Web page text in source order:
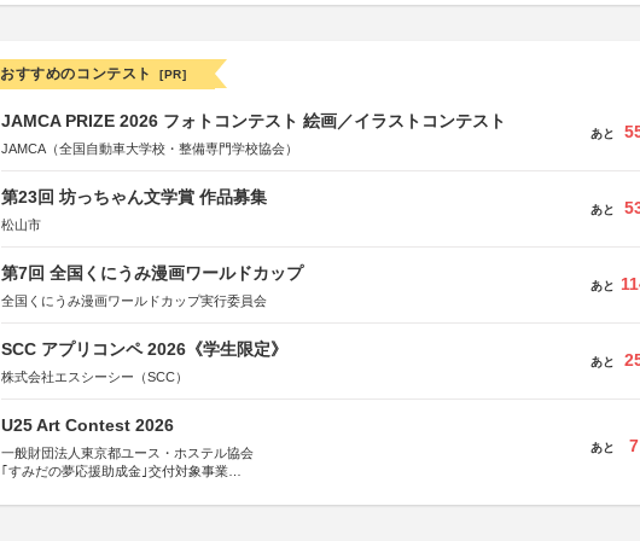
おすすめのコンテスト [PR]
JAMCA PRIZE 2026 フォトコンテスト 絵画／イラストコンテスト
JAMCA（全国自動車大学校・整備専門学校協会）
あと
第23回 坊っちゃん文学賞 作品募集
松山市
あと
第7回 全国くにうみ漫画ワールドカップ
全国くにうみ漫画ワールドカップ実行委員会
あと
SCC アプリコンペ 2026《学生限定》
株式会社エスシーシー（SCC）
あと
U25 Art Contest 2026
一般財団法人東京都ユース・ホステル協会
｢すみだの夢応援助成金｣交付対象事業
あと 7